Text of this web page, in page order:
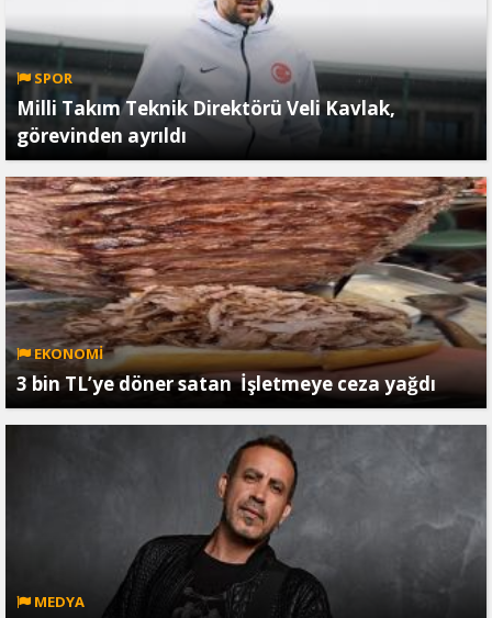
SPOR
Milli Takım Teknik Direktörü Veli Kavlak,
görevinden ayrıldı
EKONOMİ
3 bin TL’ye döner satan İşletmeye ceza yağdı
MEDYA